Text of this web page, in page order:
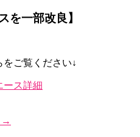
を一部改良】
をご覧ください↓
ース詳細
→